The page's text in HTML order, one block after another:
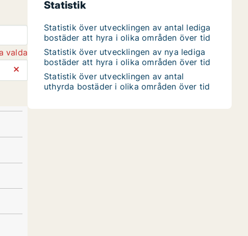
valda
⨯
Statistik
Statistik över utvecklingen av antal lediga
bostäder att hyra i olika områden över tid
Statistik över utvecklingen av nya lediga
bostäder att hyra i olika områden över tid
Statistik över utvecklingen av antal
uthyrda bostäder i olika områden över tid